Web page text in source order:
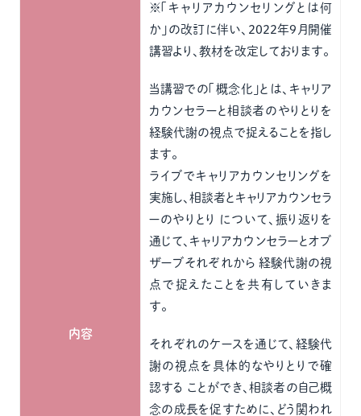
内容
※「キャリアカウンセリングとは何
か」の改訂に伴い、2022年9月開催
講習より、教材を改定しております。
当講習での「概念化」とは、キャリア
カウンセラーと相談者のやりとりを
経験代謝の視点で捉えることを指し
ます。
ライブでキャリアカウンセリングを
実施し、相談者とキャリアカウンセラ
ーのやりとり について、振り返りを
通じて、キャリアカウンセラーとオブ
ザーブそれぞれから 経験代謝の視
点で捉えたことを共有していきま
す。
それぞれのケースを通じて、経験代
謝の視点を具体的なやりとりで確
認する ことができ、相談者の自己概
念の成長を促すために、どう関われ